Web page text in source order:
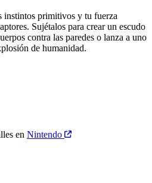
instintos primitivos y tu fuerza
Sujétalos para crear un escudo
contra las paredes o lanza a uno
de humanidad.
en Nintendo